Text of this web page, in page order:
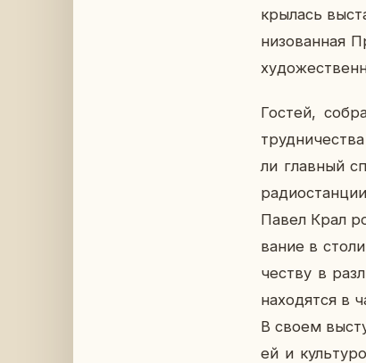
кры­лась
ни­зо­ван­ная
Гостей,
ли глав­ный
Павел Крал
ва­ние в
че­ству в
на­хо­дят­ся в
В своем
ей и